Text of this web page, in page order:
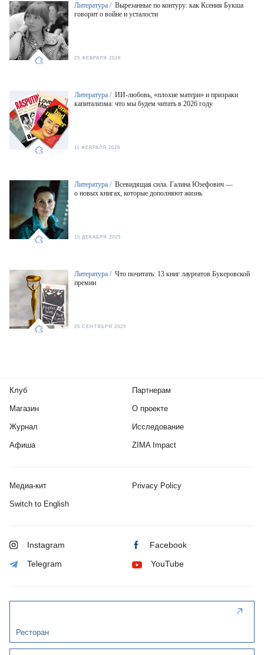
Литература / Вырезанные по контуру: как Ксения Букша
говорит о войне и усталости
25 ФЕВРАЛЯ 2026
Литература / ИИ-любовь, «плохие матери» и призраки
капитализма: что мы будем читать в 2026 году
11 ФЕВРАЛЯ 2026
Литература / Всевидящая сила. Галина Юзефович —
о новых книгах, которые дополняют жизнь
15 ДЕКАБРЯ 2025
Литература / Что почитать: 13 книг лауреатов Букеровской
премии
25 СЕНТЯБРЯ 2025
Клуб
Магазин
Журнал
Афиша
Партнерам
О проекте
Исследование
ZIMA Impact
Медиа-кит Privacy Policy
Switch to English
Instagram Facebook
Telegram YouTube
Ресторан